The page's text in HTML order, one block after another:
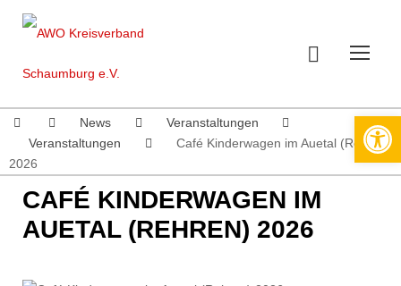
News
Veranstaltungen
Veranstaltungen
Café Kinderwagen im Auetal (Rehren)
2026
CAFÉ KINDERWAGEN IM
AUETAL (REHREN) 2026
Werkzeugleiste öffnen